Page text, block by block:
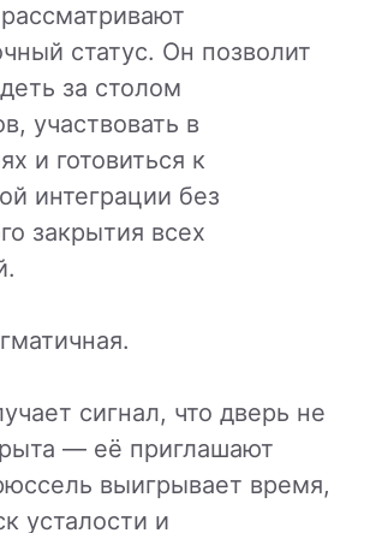
статус. Он позволит
за столом
участвовать в
и готовиться к
интеграции без
закрытия всех
сигнал, что дверь не
— её приглашают
выигрывает время,
усталости и